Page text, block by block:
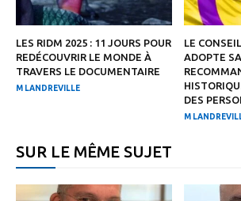
LES RIDM 2025 : 11 JOURS POUR
REDÉCOUVRIR LE MONDE À
TRAVERS LE DOCUMENTAIRE
M LANDREVILLE
LE
ADOPTE
DES
M
SUR LE MÊME SUJET